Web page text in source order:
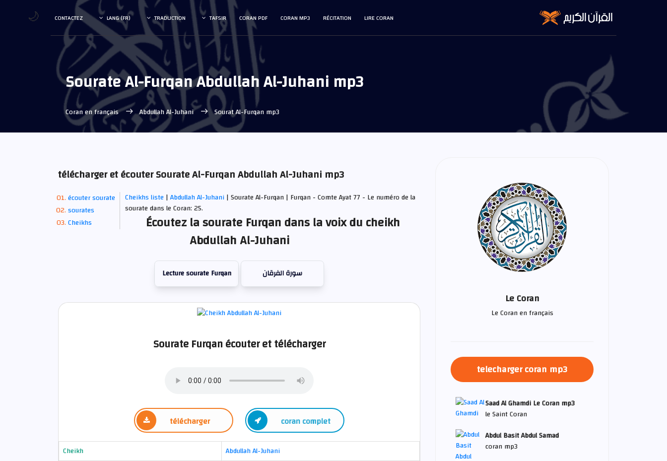
LIRE CORAN
RÉCITATION
CORAN MP3
CORAN PDF
TAFSIR
TRADUCTION
LANG (FR)
CONTACTEZ
Sourate Al-Furqan Abdullah Al-Juhani mp3
Coran en français Abdullah Al-Juhani Sourat Al-Furqan mp3
télécharger et écouter Sourate Al-Furqan Abdullah Al-Juhani mp3
écouter sourate
sourates
Cheikhs
Cheikhs liste |Abdullah Al-Juhani| Sourate Al-Furqan | Furqan - Comte Ayat 77 - Le numéro de la
sourate dans le Coran: 25.
Écoutez la sourate Furqan dans la voix du cheikh
Abdullah Al-Juhani
Lecture sourate Furqan سورة الفرقان
Sourate Furqan écouter et télécharger
télécharger coran complet
Cheikh
Abdullah Al-Juhani
Le Coran
Le Coran en français
telecharger coran mp3
Saad Al Ghamdi Le Coran mp3
le Saint Coran
Abdul Basit Abdul Samad
coran mp3
🌙